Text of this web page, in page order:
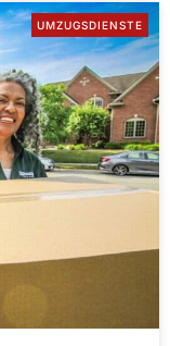
UMZUGSDIENSTE